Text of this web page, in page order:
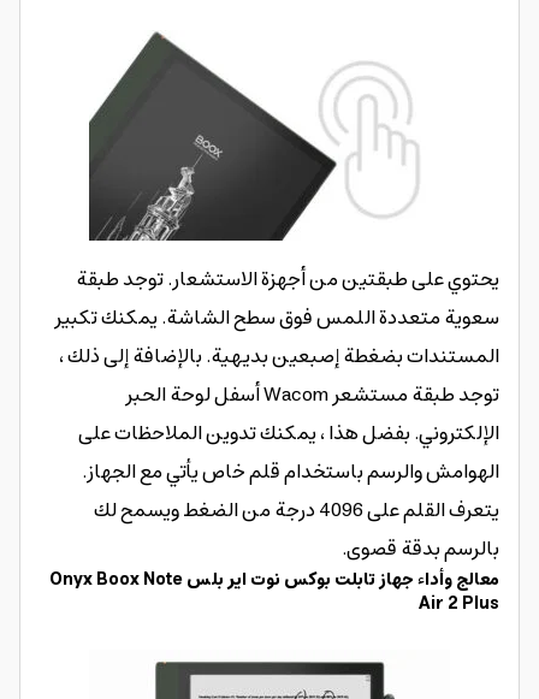
يحتوي على طبقتين من أجهزة الاستشعار. توجد طبقة
سعوية متعددة اللمس فوق سطح الشاشة. يمكنك تكبير
المستندات بضغطة إصبعين بديهية. بالإضافة إلى ذلك ،
توجد طبقة مستشعر Wacom أسفل لوحة الحبر
الإلكتروني. بفضل هذا ، يمكنك تدوين الملاحظات على
الهوامش والرسم باستخدام قلم خاص يأتي مع الجهاز.
يتعرف القلم على 4096 درجة من الضغط ويسمح لك
بالرسم بدقة قصوى.
معالج وأداء جهاز تابلت بوكس نوت اير بلس Onyx Boox Note
Air 2 Plus